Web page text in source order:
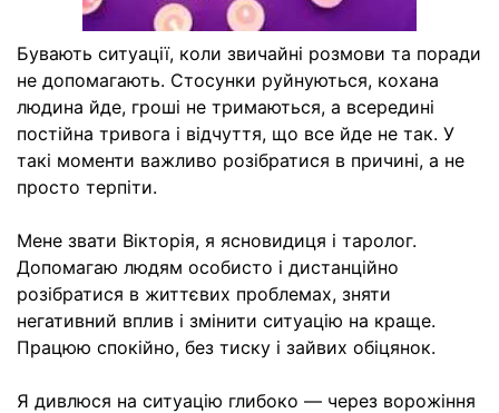
Бувають ситуації, коли звичайні розмови та поради
не допомагають. Стосунки руйнуються, кохана
людина йде, гроші не тримаються, а всередині
постійна тривога і відчуття, що все йде не так. У
такі моменти важливо розібратися в причині, а не
просто терпіти.
Мене звати Вікторія, я ясновидиця і таролог.
Допомагаю людям особисто і дистанційно
розібратися в життєвих проблемах, зняти
негативний вплив і змінити ситуацію на краще.
Працюю спокійно, без тиску і зайвих обіцянок.
Я дивлюся на ситуацію глибоко — через ворожіння